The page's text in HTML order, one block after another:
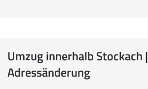
Umzug innerhalb Stockach |
Adressänderung